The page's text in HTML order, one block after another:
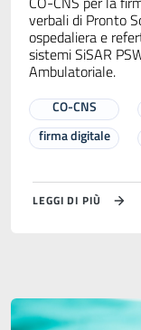
verbali di Pronto
ospedaliera e
sistemi SiSAR
Ambulatoriale.
CO-CNS
firma digitale
LEGGI DI PIÙ